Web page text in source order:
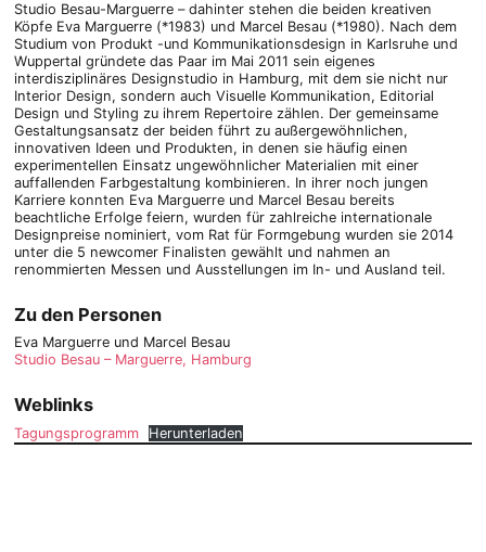
Studio Besau-Marguerre – dahinter stehen die beiden kreativen
Köpfe Eva Marguerre (*1983) und Marcel Besau (*1980). Nach dem
Studium von Produkt -und Kommunikationsdesign in Karlsruhe und
Wuppertal gründete das Paar im Mai 2011 sein eigenes
interdisziplinäres Designstudio in Hamburg, mit dem sie nicht nur
Interior Design, sondern auch Visuelle Kommunikation, Editorial
Design und Styling zu ihrem Repertoire zählen. Der gemeinsame
Gestaltungsansatz der beiden führt zu außergewöhnlichen,
innovativen Ideen und Produkten, in denen sie häufig einen
experimentellen Einsatz ungewöhnlicher Materialien mit einer
auffallenden Farbgestaltung kombinieren. In ihrer noch jungen
Karriere konnten Eva Marguerre und Marcel Besau bereits
beachtliche Erfolge feiern, wurden für zahlreiche internationale
Designpreise nominiert, vom Rat für Formgebung wurden sie 2014
unter die 5 newcomer Finalisten gewählt und nahmen an
renommierten Messen und Ausstellungen im In- und Ausland teil.
Zu den Personen
Eva Marguerre und Marcel Besau
Studio Besau – Marguerre, Hamburg
Weblinks
Tagungsprogramm Herunterladen